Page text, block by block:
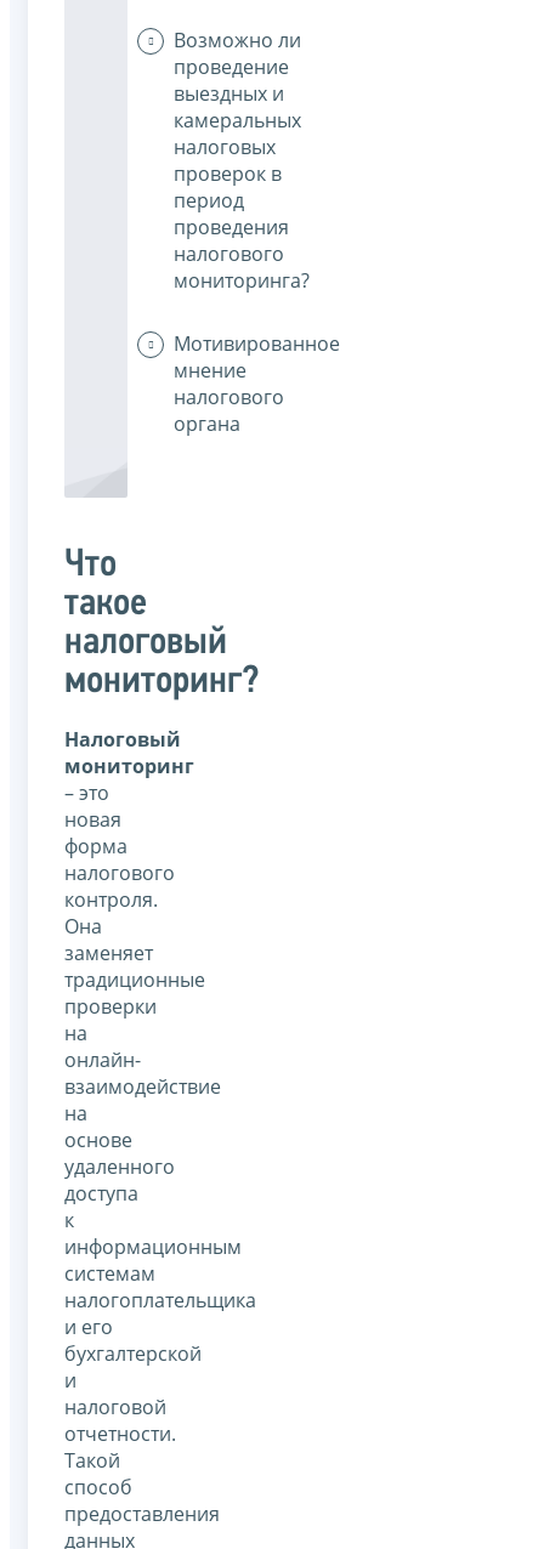
Возможно ли
проведение
выездных и
камеральных
налоговых
проверок в
период
проведения
налогового
мониторинга?
Мотивированное
мнение
налогового
органа
Что
такое
налоговый
мониторинг?
Налоговый
мониторинг
– это
новая
форма
налогового
контроля.
Она
заменяет
традиционные
проверки
на
онлайн-
взаимодействие
на
основе
удаленного
доступа
к
информационным
системам
налогоплательщика
и его
бухгалтерской
и
налоговой
отчетности.
Такой
способ
предоставления
данных